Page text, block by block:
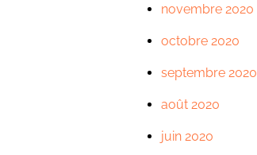
novembre 2020
octobre 2020
septembre 2020
août 2020
juin 2020